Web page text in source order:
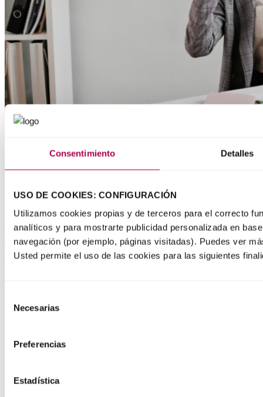
Consentimiento Detalles
USO DE COOKIES: CONFIGURACIÓN
Utilizamos cookies propias y de terceros para el correcto
analíticos y para mostrarte publicidad personalizada en
navegación (por ejemplo, páginas visitadas). Puedes ver
Usted permite el uso de las cookies para las siguientes
Necesarias
Preferencias
Estadística
Noviembre 11, 2024
autónomo puede parecer que tienes más facilidades para conciliar la
vida personal y laboral, pero esa aparente flexibilidad también puede
generarte problemas a la hora de separar ambas facetas: trabajo y
puede verse afectada. Por eso...
Leer más
Avanzar dando un paso atrás: duelos,
modo avión y autocuidado con Maite
Ibañez de Maeztu